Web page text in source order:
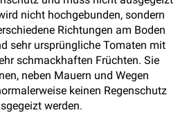
nicht hochgebunden, sondern
Richtungen am Boden
sehr ursprüngliche Tomaten mit
schmackhaften Früchten. Sie
neben Mauern und Wegen
keinen Regenschutz
werden.